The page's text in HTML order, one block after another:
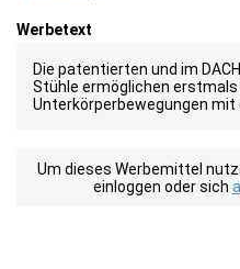
Werbetext
Die patentierten und im
Stühle ermöglichen
Unterkörperbewegungen
Um dieses Werbemittel
einloggen oder sich